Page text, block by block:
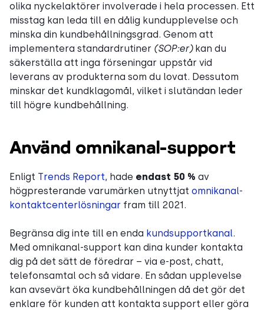
olika nyckelaktörer involverade i hela processen. Ett
misstag kan leda till en dålig kundupplevelse och
minska din kundbehållningsgrad. Genom att
implementera standardrutiner (SOP:er)kan du
säkerställa att inga förseningar uppstår vid
leverans av produkterna som du lovat. Dessutom
minskar det kundklagomål, vilket i slutändan leder
till högre kundbehållning.
Använd omnikanal-support
Enligt Trends Report, hade endast 50 % av
högpresterande varumärken utnyttjat omnikanal-
kontaktcenterlösningar fram till 2021.
Begränsa dig inte till en enda kundsupportkanal.
Med omnikanal-support kan dina kunder kontakta
dig på det sätt de föredrar – via e-post, chatt,
telefonsamtal och så vidare. En sådan upplevelse
kan avsevärt öka kundbehållningen då det gör det
enklare för kunden att kontakta support eller göra